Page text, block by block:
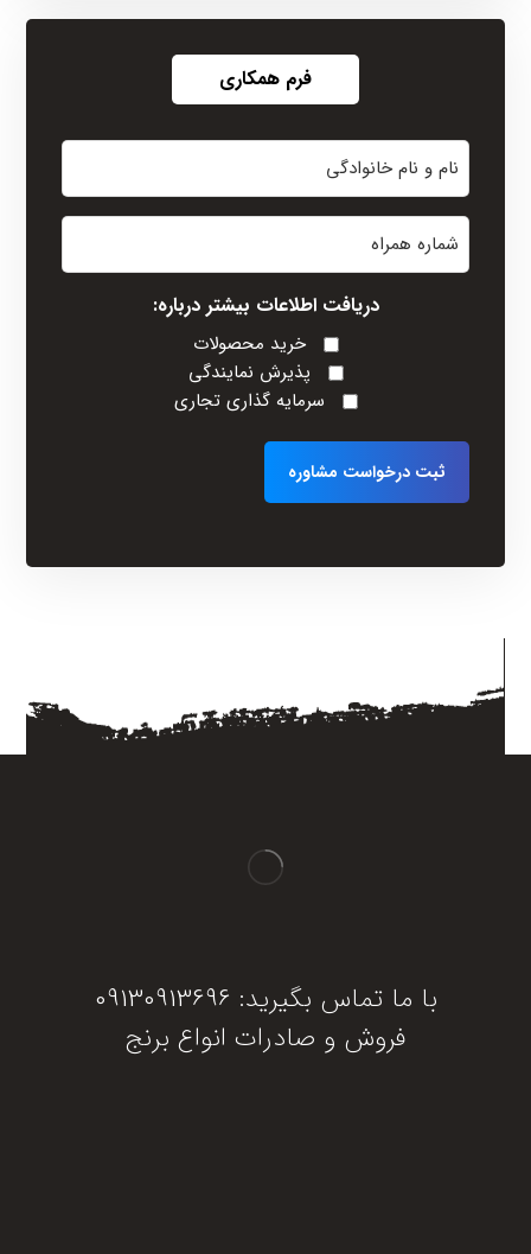
فرم همکاری
نام
(Required)
دریافت اطلاعات بیشتر درباره:
خرید محصولات
پذیرش نمایندگی
سرمایه گذاری تجاری
با ما تماس بگیرید: 09130913696
فروش و صادرات انواع برنج